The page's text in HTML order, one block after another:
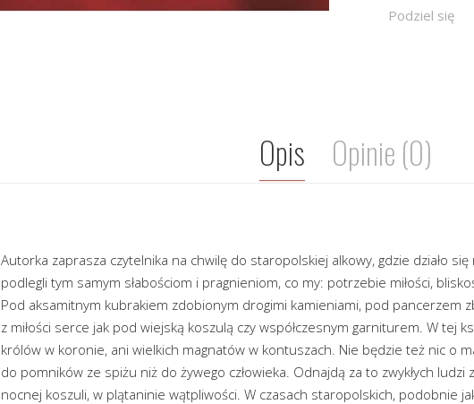
Podziel się
Opis Opinie (0)
Autorka zaprasza czytelnika na chwilę do staropolskiej alkowy, gdzie działo
podlegli tym samym słabościom i pragnieniom, co my: potrzebie miłości,
Pod aksamitnym kubrakiem zdobionym drogimi kamieniami, pod pancerzem
z miłości serce jak pod wiejską koszulą czy współczesnym garniturem. W tej
królów w koronie, ani wielkich magnatów w kontuszach. Nie będzie też nic o
do pomników ze spiżu niż do żywego człowieka. Odnajdą za to zwykłych
nocnej koszuli, w plątaninie wątpliwości. W czasach staropolskich, podobnie